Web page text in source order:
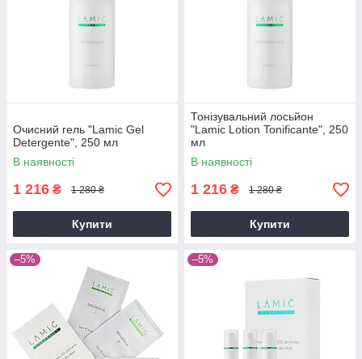
Очисний гель "Lamic Gel
Detergente", 250 мл
В наявності
1 216 ₴ 1 280 ₴
Купити
Тонізувальний лосьйон
"Lamic Lotion Tonificante", 250
мл
В наявності
1 216 ₴ 1 280 ₴
Купити
–5% –5%